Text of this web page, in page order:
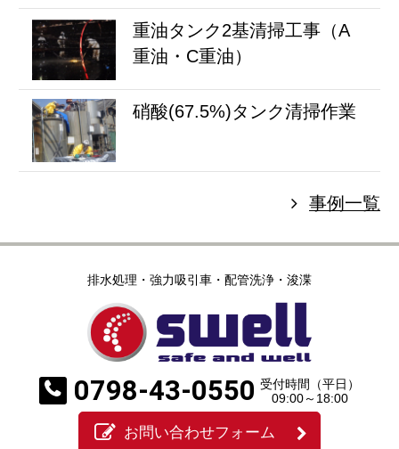
重油タンク2基清掃工事（A
重油・C重油）
硝酸(67.5%)タンク清掃作業
事例一覧
排水処理・強力吸引車・配管洗浄・浚渫
0798-43-0550 受付時間（平日）
09:00～18:00
お問い合わせフォーム